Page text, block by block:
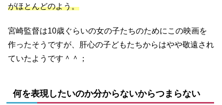
がほとんどのよう。
宮崎監督は10歳ぐらいの女の子たちのためにこの映画を
作ったそうですが、肝心の子どもたちからはやや敬遠され
ていたようです＾＾；
何を表現したいのか分からないからつまらない